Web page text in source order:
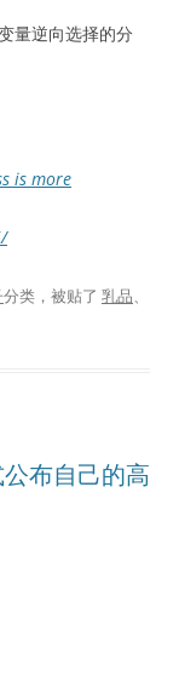
量逆向选择的分
is more
分类，被贴了 乳品、
布自己的高